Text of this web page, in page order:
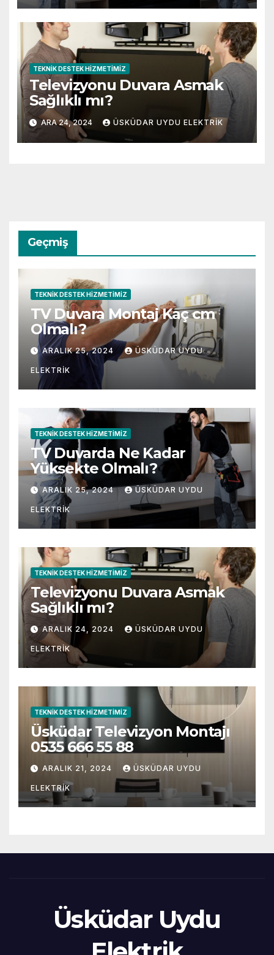
TEKNIK DESTEK HIZMETIMIZ
Televizyonu Duvara Asmak
Sağlıklı mı?
ARA 24, 2024 ÜSKÜDAR UYDU ELEKTRIK
Geçmiş
TEKNIK DESTEK HIZMETIMIZ
TV Duvara Montaj Kaç cm
Olmalı?
ARALIK 25, 2024 ÜSKÜDAR UYDU
ELEKTRIK
TEKNIK DESTEK HIZMETIMIZ
TV Duvarda Ne Kadar
Yüksekte Olmalı?
ARALIK 25, 2024 ÜSKÜDAR UYDU
ELEKTRIK
TEKNIK DESTEK HIZMETIMIZ
Televizyonu Duvara Asmak
Sağlıklı mı?
ARALIK 24, 2024 ÜSKÜDAR UYDU
ELEKTRIK
TEKNIK DESTEK HIZMETIMIZ
Üsküdar Televizyon Montajı
0535 666 55 88
ARALIK 21, 2024 ÜSKÜDAR UYDU
ELEKTRIK
Üsküdar Uydu